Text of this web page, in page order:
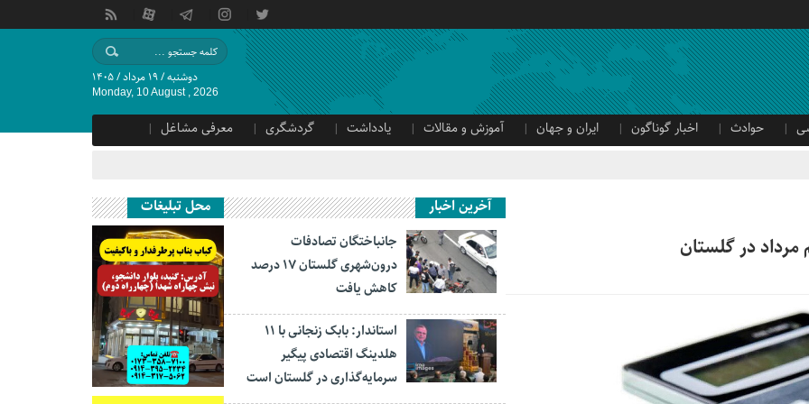
دوشنبه / ۱۹ مرداد / ۱۴۰۵
Monday, 10 August , 2026
حوادث اخبار گوناگون ایران و جهان آموزش و مقالات یادداشت گردشگری
معرفی مشاغل
مرداد در گلستان
آخرین اخبار
جانباختگان تصادفات
درون‌شهری گلستان ۱۷ درصد
کاهش یافت
استاندار: بابک زنجانی با ۱۱
هلدینگ اقتصادی پیگیر
سرمایه‌گذاری در گلستان است
محل تبلیغات